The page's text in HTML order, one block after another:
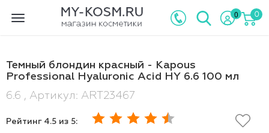
Toggle
0 0
Темный блондин красный - Kapous
Professional Hyaluronic Acid HY 6.6 100 мл
6.6 , Артикул: ART23467
Рейтинг 4.5 из 5: